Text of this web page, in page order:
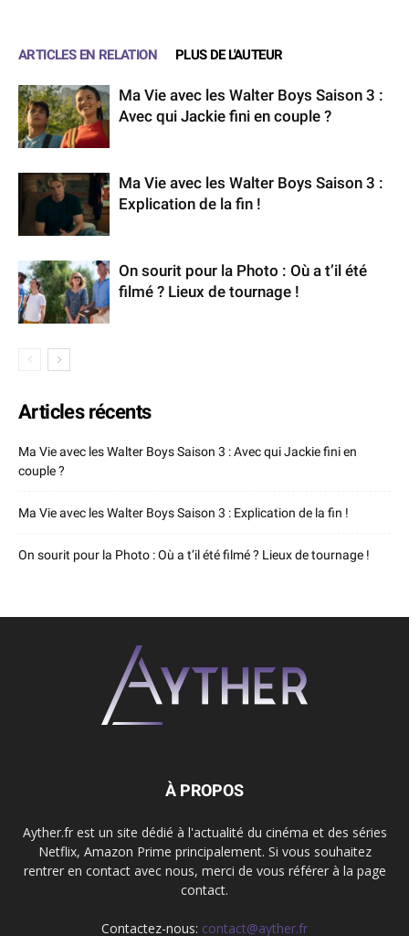
ARTICLES EN RELATION PLUS DE L'AUTEUR
Ma Vie avec les Walter Boys Saison 3 :
Avec qui Jackie fini en couple ?
Ma Vie avec les Walter Boys Saison 3 :
Explication de la fin !
On sourit pour la Photo : Où a t’il été
filmé ? Lieux de tournage !
Articles récents
Ma Vie avec les Walter Boys Saison 3 : Avec qui Jackie fini en
couple ?
Ma Vie avec les Walter Boys Saison 3 : Explication de la fin !
On sourit pour la Photo : Où a t’il été filmé ? Lieux de tournage !
À PROPOS
Ayther.fr est un site dédié à l'actualité du cinéma et des séries
Netflix, Amazon Prime principalement. Si vous souhaitez
rentrer en contact avec nous, merci de vous référer à la page
contact.
Contactez-nous: contact@ayther.fr